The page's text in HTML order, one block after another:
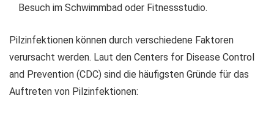
Besuch im Schwimmbad oder Fitnessstudio.
Pilzinfektionen können durch verschiedene Faktoren
verursacht werden. Laut den Centers for Disease Control
and Prevention (CDC) sind die häufigsten Gründe für das
Auftreten von Pilzinfektionen: